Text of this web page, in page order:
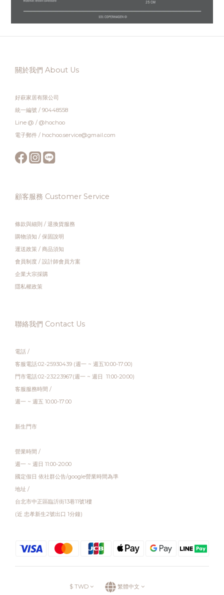
關於我們 About Us
好萩家居有限公司
統一編號 / 90448558
Line @ / @hochoo
電子郵件 / hochoo.service@gmail.com
顧客服務 Customer Service
條款與細則 / 退換貨服務
購物須知 / 保固說明
運送政策 / 商品須知
會員制度 / 設計師會員方案
企業大宗採購
隱私權政策
聯絡我們 Contact Us
電話 /
客服電話:02-25930439 (週一 ~ 週五10:00-17:00)
門市電話:02-23223967(週一 ~ 週日 11:00-20:00)
客服服務時間 /
週一 ~ 週五 10:00-17:00
新生門市
營業時間 /
週一 ~ 週日 11:00-20:00
國定假日 依社群公告/google營業時間為準
地址 /
台北市中正區臨沂街13巷11號1樓
(近 忠孝新生2號出口 1分鐘)
$ TWD 繁體中文